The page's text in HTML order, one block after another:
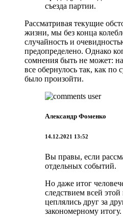
съезда партии.
Рассматривая текущие
жизни, мы без конца
случайность и
предопределено. Однако
сомнения быть не может:
все обернулось так, как по
было произойти.
Александр Фоменко
14.12.2021 13:52
Вы правы, если
отдельных событий.
Но даже итог
следствием всей
цеплялись друг за
закономерному итогу.